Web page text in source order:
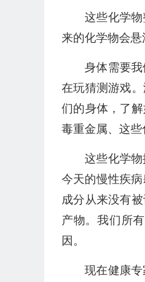
这些化学
来的化学物会悬
身体需要
在玩猜测游戏
们的身体，了
毒重金属、这些
这些化学
今天的慢性疾
成分从来没有
产物。我们所
因。
现在健康